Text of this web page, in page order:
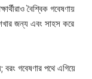
বৈশ্বিক গবেষণায়
জন্য এবং সাহস করে
গবেষণার পথে এগিয়ে